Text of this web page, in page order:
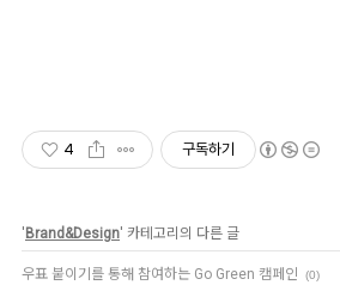
4 구독하기
' Brand&Design' 카테고리의 다른 글
우표 붙이기를 통해 참여하는 Go Green 캠페인 (0)